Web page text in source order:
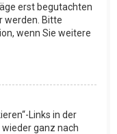
erst begutachten
werden. Bitte
wenn Sie weitere
Links in der
ganz nach